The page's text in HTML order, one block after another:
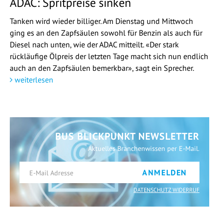
Tanken wird wieder billiger. Am Dienstag und Mittwoch
ging es an den Zapfsäulen sowohl für Benzin als auch für
Diesel nach unten, wie der ADAC mitteilt. «Der stark
rückläufige Ölpreis der letzten Tage macht sich nun endlich
auch an den Zapfsäulen bemerkbar», sagt ein Sprecher.
weiterlesen
BUS BLICKPUNKT NEWSLETTER
Aktuelles Branchenwissen per E-Mail.
ANMELDEN
DATENSCHUTZ WIDERRUF